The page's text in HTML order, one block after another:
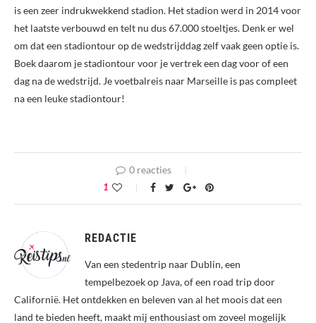
is een zeer indrukwekkend stadion. Het stadion werd in 2014 voor
het laatste verbouwd en telt nu dus 67.000 stoeltjes. Denk er wel
om dat een stadiontour op de wedstrijddag zelf vaak geen optie is.
Boek daarom je stadiontour voor je vertrek een dag voor of een
dag na de wedstrijd. Je voetbalreis naar Marseille is pas compleet
na een leuke stadiontour!
0 reacties
1
REDACTIE
Van een stedentrip naar Dublin, een
tempelbezoek op Java, of een road trip door
Californië. Het ontdekken en beleven van al het moois dat een
land te bieden heeft, maakt mij enthousiast om zoveel mogelijk